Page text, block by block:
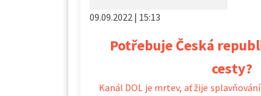
09.09.2022 | 15:13
Potřebuje Česká
cesty?
Kanál DOL je mrtev, ať žije